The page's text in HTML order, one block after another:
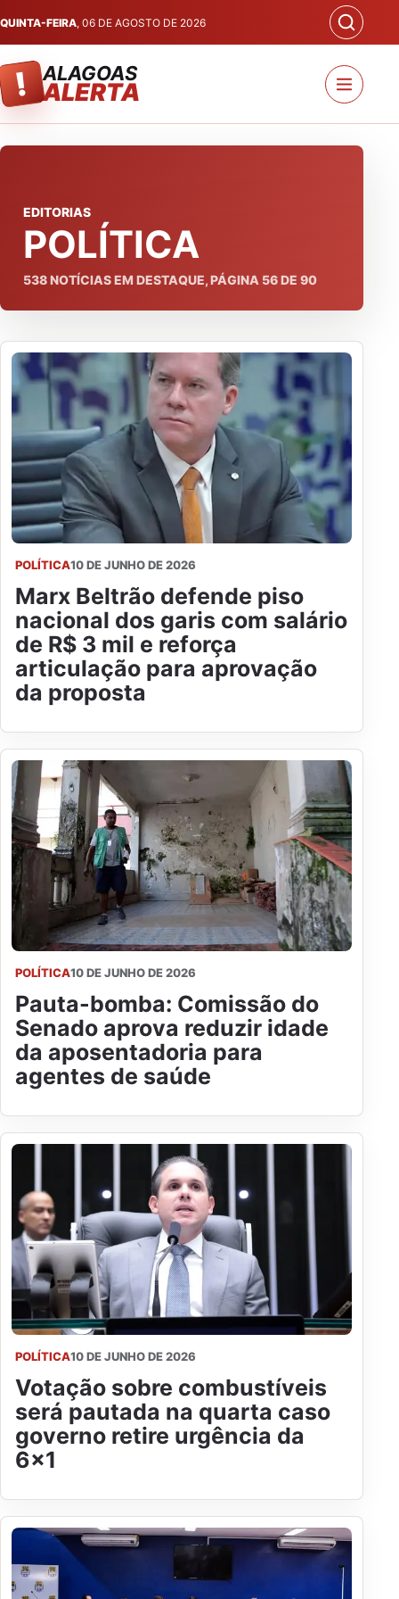
QUINTA-FEIRA, 06 DE AGOSTO DE 2026
! ALAGOAS
ALERTA
EDITORIAS
POLÍTICA
538NOTÍCIAS EM DESTAQUE, PÁGINA 56DE 90
POLÍTICA10 DE JUNHO DE 2026
Marx Beltrão defende piso
nacional dos garis com salário
de R$ 3 mil e reforça
articulação para aprovação
da proposta
POLÍTICA10 DE JUNHO DE 2026
Pauta-bomba: Comissão do
Senado aprova reduzir idade
da aposentadoria para
agentes de saúde
POLÍTICA10 DE JUNHO DE 2026
Votação sobre combustíveis
será pautada na quarta caso
governo retire urgência da
6x1